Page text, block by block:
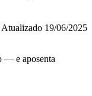
Atualizado 19/06/2025